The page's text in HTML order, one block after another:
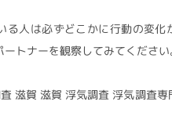
る人は必ずどこかに行動の変化
トナーを観察してみてください
滋賀 滋賀 浮気調査 浮気調査専